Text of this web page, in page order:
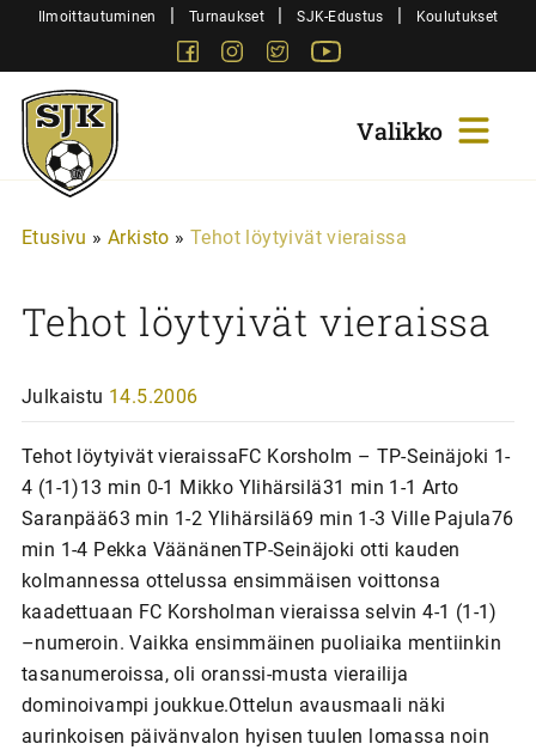
SiirryIlmoittautuminen | Turnaukset | SJK-Edustus | Koulutukset
FacebookInstagram
Twitter
Sjk-
Juniorit
Etusivu » Arkisto » Tehot löytyivät vieraissa
Tehot löytyivät vieraissa
Julkaistu 14.5.2006
Tehot löytyivät vieraissaFC Korsholm – TP-Seinäjoki 1-
4 (1-1)13 min 0-1 Mikko Ylihärsilä31 min 1-1 Arto
Saranpää63 min 1-2 Ylihärsilä69 min 1-3 Ville Pajula76
min 1-4 Pekka VäänänenTP-Seinäjoki otti kauden
kolmannessa ottelussa ensimmäisen voittonsa
kaadettuaan FC Korsholman vieraissa selvin 4-1 (1-1)
–numeroin. Vaikka ensimmäinen puoliaika mentiinkin
tasanumeroissa, oli oranssi-musta vierailija
dominoivampi joukkue.Ottelun avausmaali näki
aurinkoisen päivänvalon hyisen tuulen lomassa noin